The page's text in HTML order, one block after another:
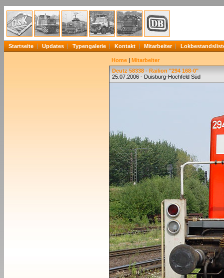
Startseite Updates Typengalerie Kontakt Mitarbeiter
Home | Mitarbeiter
Deutz 58338 - Railion "294 168-0"
25.07.2006 - Duisburg-Hochfeld Süd